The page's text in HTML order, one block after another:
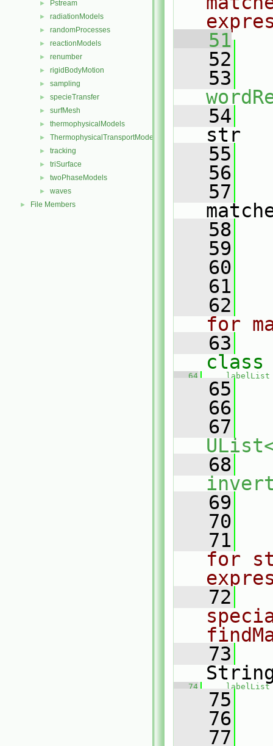
► Pstream
► radiationModels
► randomProcesses
► reactionModels
► renumber
► rigidBodyMotion
► sampling
► specieTransfer
► surfMesh
► thermophysicalModels
► ThermophysicalTransportModels
► tracking
► triSurface
► twoPhaseModels
► waves
► File Members
   51
   52
   53
   54
str
   55
   56
   57
   58
   59
   60
   61
   62
for
   63
class
   64
labelList
   65
   66
   67
   68
   69
   70
   71
for
   72
   73
   74
labelList
   75
   76
   77